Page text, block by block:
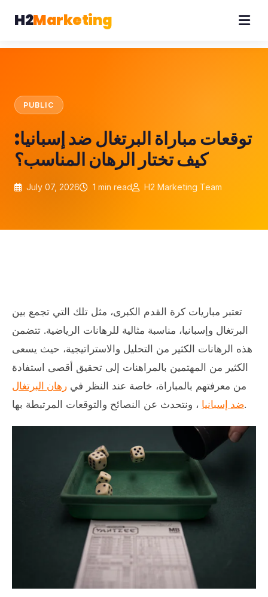
H2Marketing
PUBLIC
توقعات مباراة البرتغال ضد إسبانيا:
كيف تختار الرهان المناسب؟
July 07, 2026 1 min read H2 Marketing Team
تعتبر مباريات كرة القدم الكبرى، مثل تلك التي تجمع بين
البرتغال وإسبانيا، مناسبة مثالية للرهانات الرياضية. تتضمن
هذه الرهانات الكثير من التحليل والاستراتيجية، حيث يسعى
الكثير من المهتمين بالمراهنات إلى تحقيق أقصى استفادة
من معرفتهم بالمباراة، خاصة عند النظر في رهان البرتغال
ضد إسبانيا، ونتحدث عن النصائح والتوقعات المرتبطة بها.